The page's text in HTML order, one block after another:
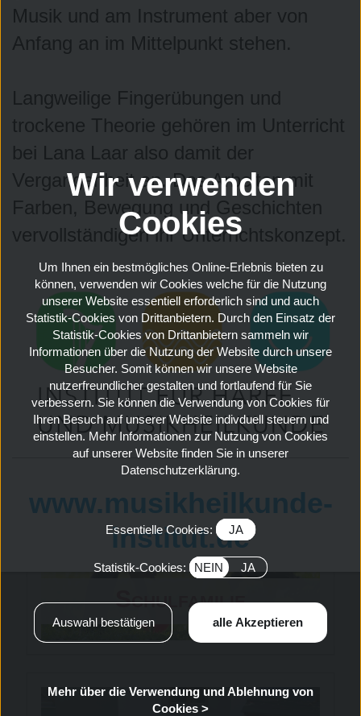
Große Praktische Arbeit
Umweltschule und
Naturlernort
Schulfamilie
Musik und am Instrument aber von
Anfang an im Mittelpunkt stehen.
Langweilige Fingerübungen und
trockene Theorie gehören im Unterricht
bei Lana Laar also damit der
Vergangenheit an. Das Arbeiten mit
Farben, Bewegung und Geschichten
vervollständigen ihr Unterrichtskonzept.
www.musikheilkunde-
institut.de
Wir verwenden
Cookies
Um Ihnen ein bestmögliches Online-Erlebnis bieten zu
können, verwenden wir Cookies welche für die Nutzung
unserer Website essentiell erforderlich sind und auch
Statistik-Cookies von Drittanbietern. Durch den Einsatz der
Statistik-Cookies von Drittanbietern sammeln wir
Informationen über die Nutzung der Website durch unsere
Besucher. Somit können wir unsere Website
nutzerfreundlicher gestalten und fortlaufend für Sie
verbessern. Sie können die Verwendung von Cookies für
Ihren Besuch auf unserer Website indivduell steuern und
einstellen. Mehr Informationen zur Nutzung von Cookies
auf unserer Website finden Sie in unserer
Datenschutzerklärung.
Essentielle Cookies: JA
Statistik-Cookies: NEIN JA
Mehr über die Verwendung und Ablehnung von
Cookies >